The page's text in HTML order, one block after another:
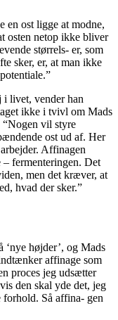
ost ligge at modne,
osten netop ikke bliver
størrels- er, som
sker, er, at man ikke
livet, vender han
ikke i tvivl om Mads
“Nogen vil styre
ost ud af. Her
Affinagen
fermenteringen. Det
men det kræver, at
hvad der sker.”
‘nye højder’, og Mads
affinage som
proces jeg udsætter
den skal yde det, jeg
forhold. Så affina- gen